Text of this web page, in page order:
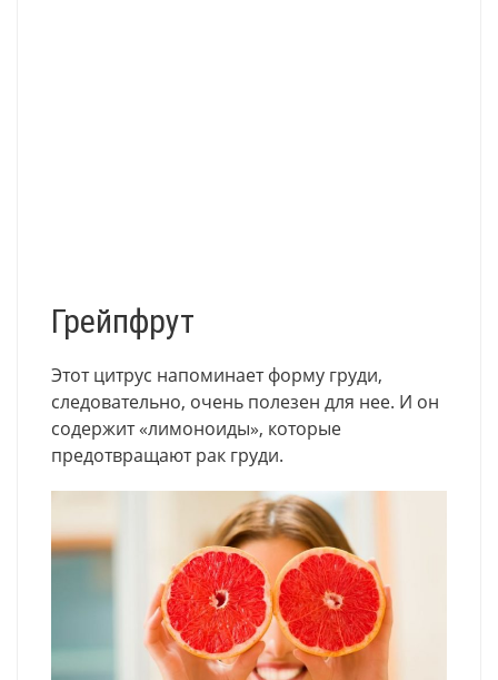
Грейпфрут
Этот цитрус напоминает форму груди,
следовательно, очень полезен для нее. И он
содержит «лимоноиды», которые
предотвращают рак груди.